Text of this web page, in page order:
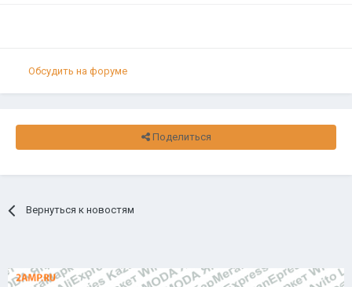
Обсудить на форуме
Поделиться
Вернуться к новостям